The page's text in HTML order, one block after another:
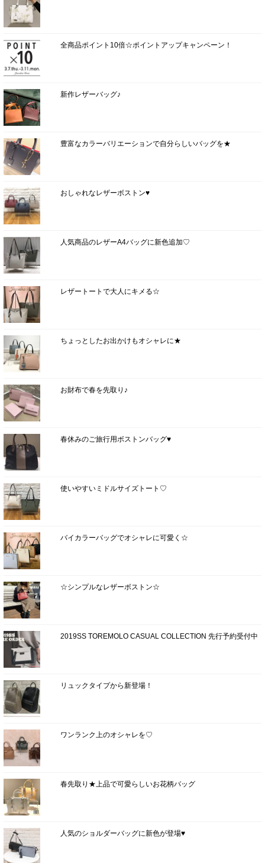
全商品ポイント10倍☆ポイントアップキャンペーン！
新作レザーバッグ♪
豊富なカラーバリエーションで自分らしいバッグを★
おしゃれなレザーボストン♥
人気商品のレザーA4バッグに新色追加♡
レザートートで大人にキメる☆
ちょっとしたお出かけもオシャレに★
お財布で春を先取り♪
春休みのご旅行用ボストンバッグ♥
使いやすいミドルサイズトート♡
バイカラーバッグでオシャレに可愛く☆
☆シンプルなレザーボストン☆
2019SS TOREMOLO CASUAL COLLECTION 先行予約受付中
リュックタイプから新登場！
ワンランク上のオシャレを♡
春先取り★上品で可愛らしいお花柄バッグ
人気のショルダーバッグに新色が登場♥